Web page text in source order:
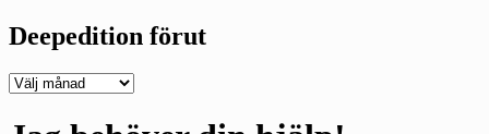
Deepedition förut
Deepedition